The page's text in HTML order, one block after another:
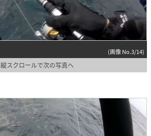
(画像 No.3/14)
縦スクロールで次の写真へ